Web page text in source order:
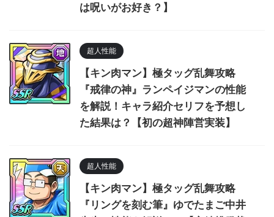
は呪いがお好き？】
超人性能
【キン肉マン】極タッグ乱舞攻略
『戒律の神』ランペイジマンの性能
を解説！キャラ紹介セリフを予想し
た結果は？【初の超神陣営実装】
超人性能
【キン肉マン】極タッグ乱舞攻略
『リングを刻む筆』ゆでたまご中井